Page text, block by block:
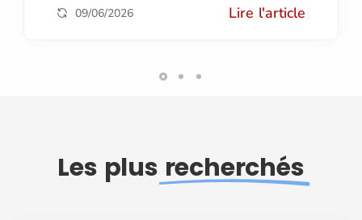
09/06/2026 Lire l'article
Les plus recherchés